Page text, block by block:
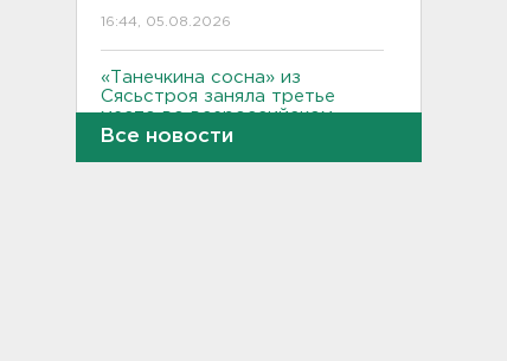
16:44, 05.08.2026
«Танечкина сосна» из
Сясьстроя заняла третье
место во всероссийском
конкурсе деревьев
16:30, 05.08.2026
Все новости